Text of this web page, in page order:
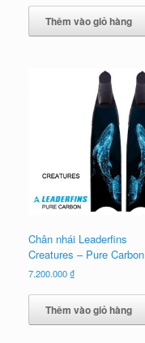
Thêm vào giỏ hàng
Chân nhái Leaderfins
Creatures – Pure Carbon
7.200.000₫
Thêm vào giỏ hàng